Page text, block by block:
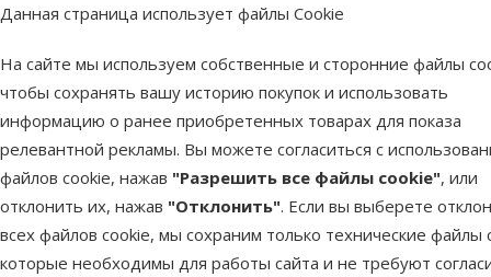
Данная страница использует файлы Cookie
На сайте мы используем собственные и сторонние файлы
чтобы сохранять вашу историю покупок и использовать
информацию о ранее приобретенных товарах для показа
релевантной рекламы. Вы можете согласиться с
файлов cookie, нажав "Разрешить все файлы cookie", или
отклонить их, нажав "Отклонить". Если вы выберете
всех файлов cookie, мы сохраним только технические файлы
которые необходимы для работы сайта и не требуют
Расческа-фурминатор для
собак - FURminator
deShedding tool Limited
Edition, для короткой
шерсти, S